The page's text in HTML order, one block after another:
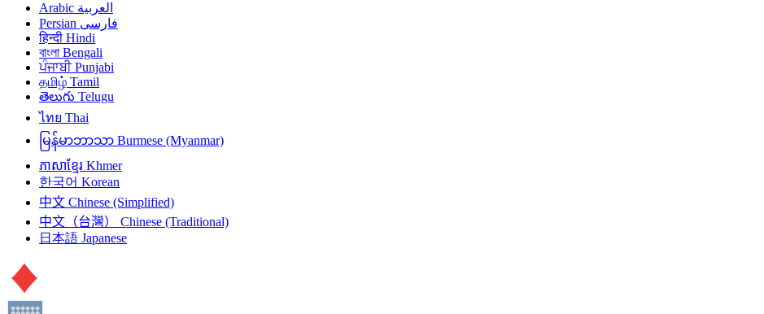
العربية Arabic
فارسی Persian
हिन्दी Hindi
বাংলা Bengali
ਪੰਜਾਬੀ Punjabi
தமிழ் Tamil
తెలుగు Telugu
ไทย Thai
မြန်မာဘာသာ Burmese (Myanmar)
ភាសាខ្មែរ Khmer
한국어 Korean
中文 Chinese (Simplified)
中文（台灣）
Chinese (Traditional)
日本語 Japanese